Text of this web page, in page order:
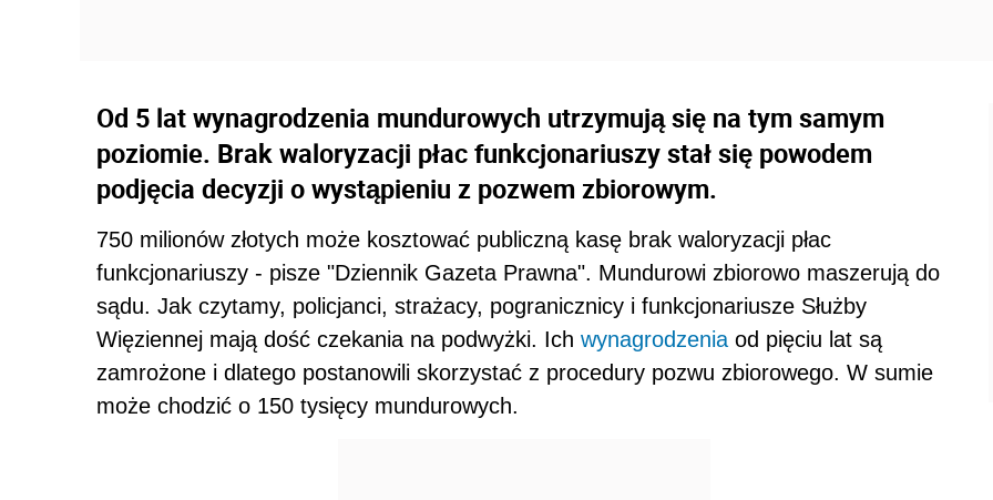
Od 5 lat wynagrodzenia mundurowych utrzymują się na tym samym
poziomie. Brak waloryzacji płac funkcjonariuszy stał się powodem
podjęcia decyzji o wystąpieniu z pozwem zbiorowym.
750 milionów złotych może kosztować publiczną kasę brak waloryzacji płac
funkcjonariuszy - pisze "Dziennik Gazeta Prawna". Mundurowi zbiorowo maszerują do
sądu. Jak czytamy, policjanci, strażacy, pogranicznicy i funkcjonariusze Służby
Więziennej mają dość czekania na podwyżki. Ich wynagrodzenia od pięciu lat są
zamrożone i dlatego postanowili skorzystać z procedury pozwu zbiorowego. W sumie
może chodzić o 150 tysięcy mundurowych.